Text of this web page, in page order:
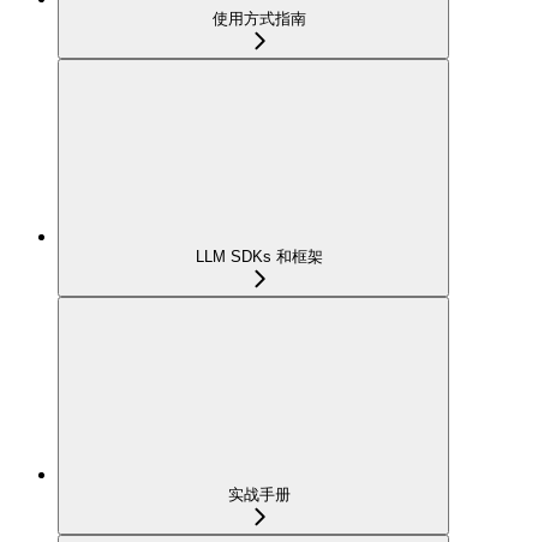
使用方式指南
LLM SDKs 和框架
实战手册